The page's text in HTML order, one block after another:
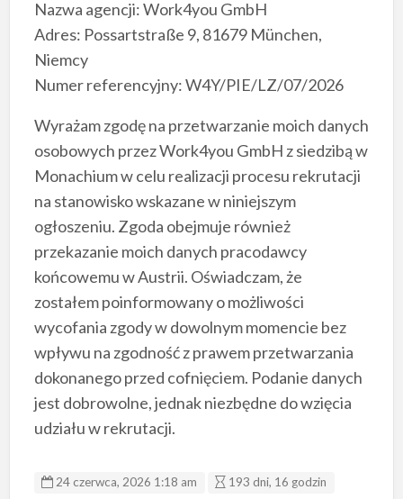
Nazwa agencji: Work4you GmbH
Adres: Possartstraße 9, 81679 München,
Niemcy
Numer referencyjny: W4Y/PIE/LZ/07/2026
Wyrażam zgodę na przetwarzanie moich danych
osobowych przez Work4you GmbH z siedzibą w
Monachium w celu realizacji procesu rekrutacji
na stanowisko wskazane w niniejszym
ogłoszeniu. Zgoda obejmuje również
przekazanie moich danych pracodawcy
końcowemu w Austrii. Oświadczam, że
zostałem poinformowany o możliwości
wycofania zgody w dowolnym momencie bez
wpływu na zgodność z prawem przetwarzania
dokonanego przed cofnięciem. Podanie danych
jest dobrowolne, jednak niezbędne do wzięcia
udziału w rekrutacji.
24 czerwca, 2026 1:18 am 193 dni, 16 godzin